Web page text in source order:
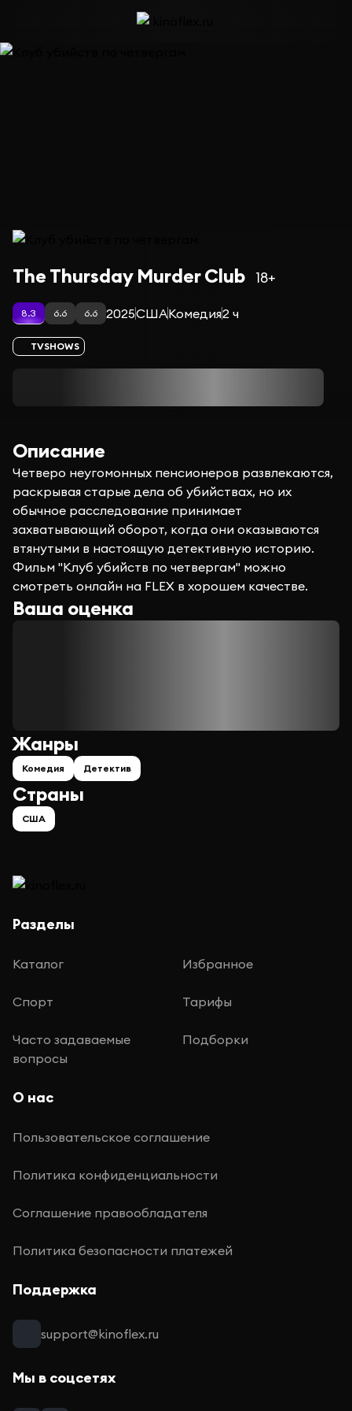
Фильм Клуб убийств по четвергам
The Thursday Murder Club 18+
8.3 6.6 6.6 2025СШАКомедия2 ч
TVSHOWS
Описание
Четверо неугомонных пенсионеров развлекаются,
раскрывая старые дела об убийствах, но их
обычное расследование принимает
захватывающий оборот, когда они оказываются
втянутыми в настоящую детективную историю.
Фильм "Клуб убийств по четвергам" можно
смотреть онлайн на FLEX в хорошем качестве.
Ваша оценка
Страны
США
Жанры
Комедия Детектив
Разделы
Каталог Избранное
Спорт Тарифы
Часто задаваемые
вопросы
Подборки
О нас
Пользовательское соглашение
Политика конфиденциальности
Соглашение правообладателя
Политика безопасности платежей
Поддержка
support@kinoflex.ru
Мы в соцсетях